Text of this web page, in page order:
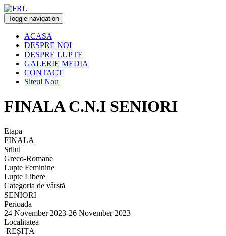
Toggle navigation
ACASA
DESPRE NOI
DESPRE LUPTE
GALERIE MEDIA
CONTACT
Siteul Nou
FINALA C.N.I SENIORI
Etapa
FINALA
Stilul
Greco-Romane
Lupte Feminine
Lupte Libere
Categoria de vârstă
SENIORI
Perioada
24 November 2023-26 November 2023
Localitatea
REȘIȚA